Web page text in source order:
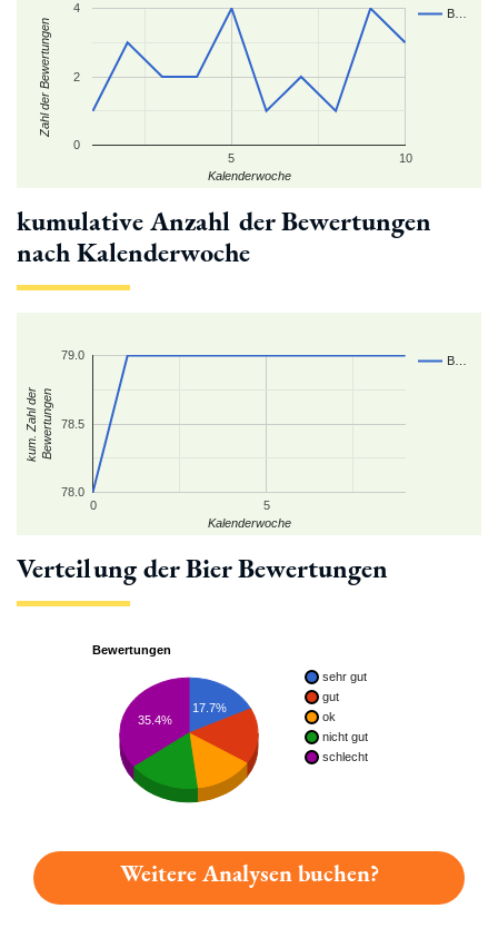
B…
5 10
0
2
4
Kalenderwoche
Zahl der Bewertungen
kumulative Anzahl der Bewertungen
nach Kalenderwoche
B…
0 5
78.0
78.5
79.0
Kalenderwoche
kum. Zahl derBewertungen
Verteilung der Bier Bewertungen
Bewertungen
sehr gut
gut
ok
nicht gut
schlecht
17.7%
35.4%
Weitere Analysen buchen?